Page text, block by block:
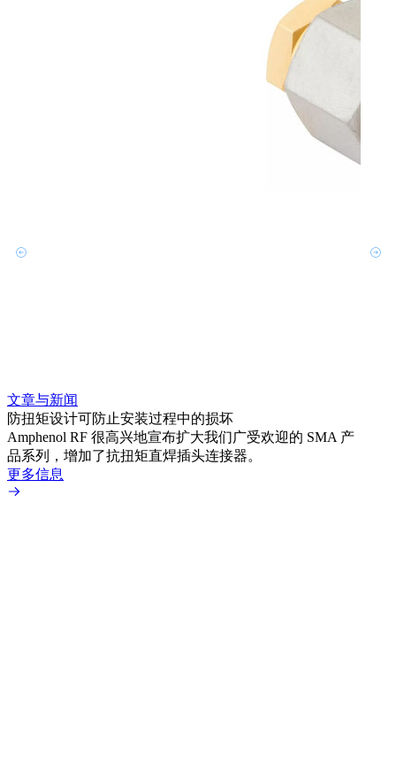
文章与新闻
防扭矩设计可防止安装过程中的损坏
Amphenol RF 很高兴地宣布扩大我们广受欢迎的 SMA 产
品系列，增加了抗扭矩直焊插头连接器。
更多信息